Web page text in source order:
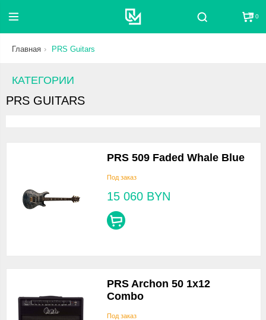
Поиск 0
Главная PRS Guitars
КАТЕГОРИИ
PRS GUITARS
PRS 509 Faded Whale Blue
Под заказ
15 060 BYN
PRS Archon 50 1x12
Combo
Под заказ